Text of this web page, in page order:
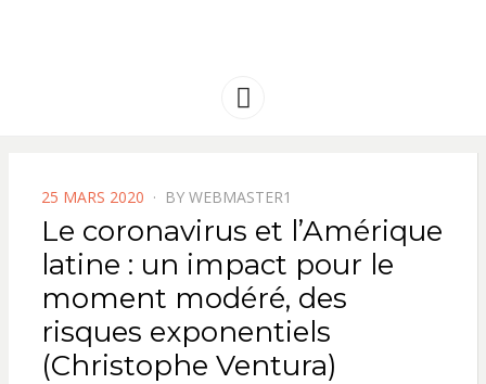
AMERIQUE
Menu
POSTED
ON
25 MARS 2020 BY WEBMASTER1
Le coronavirus et l’Amérique
latine : un impact pour le
moment modéré, des
risques exponentiels
(Christophe Ventura)